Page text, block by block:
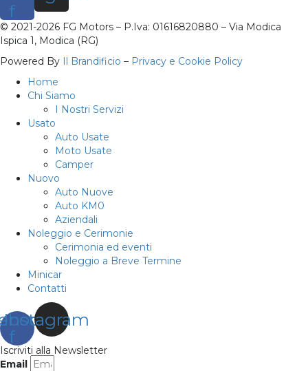
f
© 2021-2026 FG Motors – P.Iva: 01616820880 – Via Modica
Ispica 1, Modica (RG)
Powered By Il Brandificio – Privacy e Cookie Policy
Home
Chi Siamo
I Nostri Servizi
Usato
Auto Usate
Moto Usate
Camper
Nuovo
Auto Nuove
Auto KM0
Aziendali
Noleggio e Cerimonie
Cerimonia ed eventi
Noleggio a Breve Termine
Minicar
Contatti
f
Instagram
Iscriviti alla Newsletter
Email